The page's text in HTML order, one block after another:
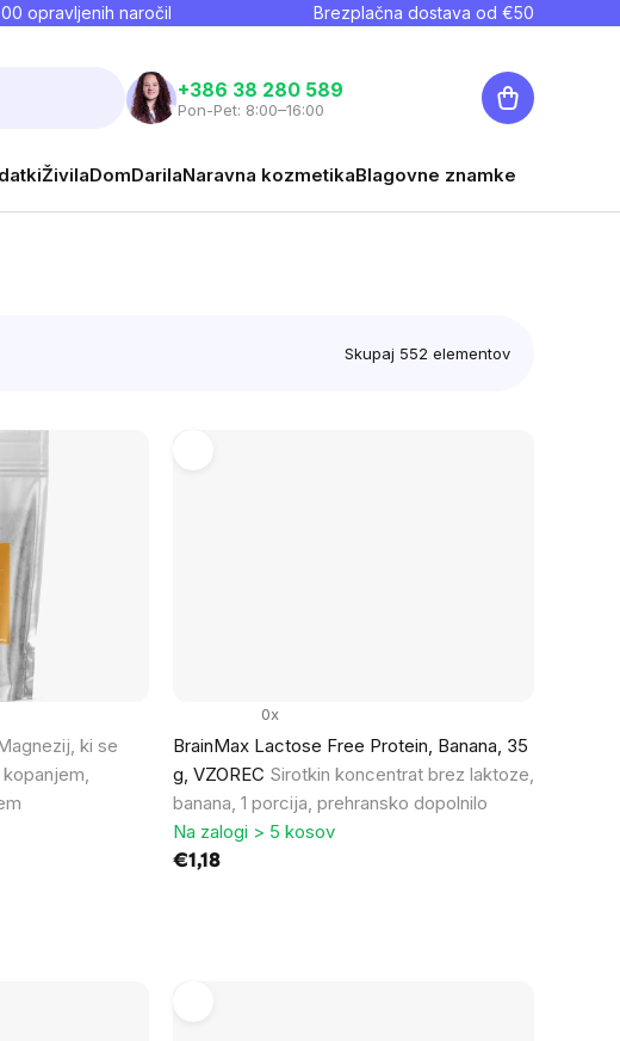
opravljenih naročil Brezplačna dostava od €50
+386 38 280 589
Pon-Pet: 8:00–16:00
Košarica
ŽivilaDomDarilaNaravna kozmetikaBlagovne znamke
Skupaj 552 elementov
ki se
BrainMax Lactose Free Protein, Banana, 35
g, VZOREC Sirotkin koncentrat brez laktoze,
banana, 1 porcija, prehransko dopolnilo
0x
Na zalogi > 5 kosov
€1,18